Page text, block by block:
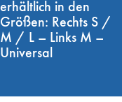
erhältlich in den
Größen: Rechts S /
M / L – Links M –
Universal